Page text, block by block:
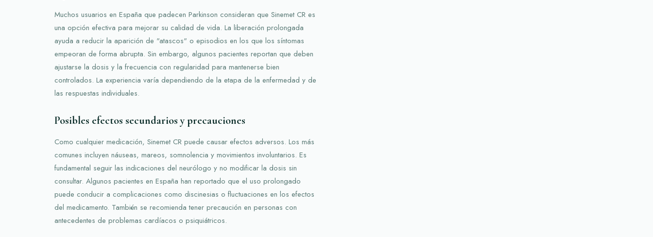
Muchos usuarios en España que padecen Parkinson consideran que Sinemet CR es
una opción efectiva para mejorar su calidad de vida. La liberación prolongada
ayuda a reducir la aparición de "atascos" o episodios en los que los síntomas
empeoran de forma abrupta. Sin embargo, algunos pacientes reportan que deben
ajustarse la dosis y la frecuencia con regularidad para mantenerse bien
controlados. La experiencia varía dependiendo de la etapa de la enfermedad y de
las respuestas individuales.
Posibles efectos secundarios y precauciones
Como cualquier medicación, Sinemet CR puede causar efectos adversos. Los más
comunes incluyen náuseas, mareos, somnolencia y movimientos involuntarios. Es
fundamental seguir las indicaciones del neurólogo y no modificar la dosis sin
consultar. Algunos pacientes en España han reportado que el uso prolongado
puede conducir a complicaciones como discinesias o fluctuaciones en los efectos
del medicamento. También se recomienda tener precaución en personas con
antecedentes de problemas cardíacos o psiquiátricos.